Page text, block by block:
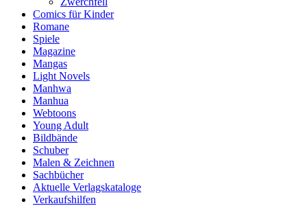
Comics für Kinder
Romane
Spiele
Magazine
Mangas
Light Novels
Manhwa
Manhua
Webtoons
Young Adult
Bildbände
Schuber
Malen & Zeichnen
Sachbücher
Aktuelle Verlagskataloge
Verkaufshilfen